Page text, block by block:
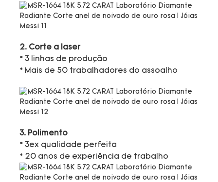
2. Corte a laser
* 3 linhas de produção
* Mais de 50 trabalhadores do assoalho
3. Polimento
* 3ex qualidade perfeita
* 20 anos de experiência de trabalho